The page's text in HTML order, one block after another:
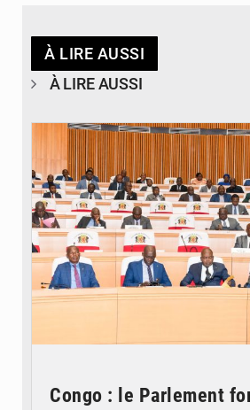
À LIRE AUSSI
À LIRE AUSSI
Congo : le Parlement